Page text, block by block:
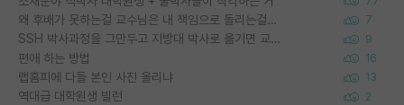
왜 후배가 못하는걸 교수님은 내 책임으로 돌리는걸까요? 7
SSH 박사과정을 그만두고 지방대 박사로 옮기면 교수의 꿈은 끝일까요? 9
편애 하는 방법 16
랩홈피에 다들 본인 사진 올리냐 13
역대급 대학원생 빌런 2